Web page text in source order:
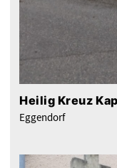
Heilig Kreuz
Eggendorf